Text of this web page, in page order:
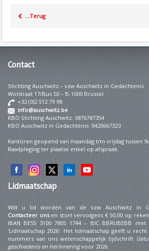
...Terug
Contact
Stichting Auschwitz – vzw Auschwitz in Gedachtenis
Wolstraat 17/Bus 50 – B-1000 Brussel
+32 (0)2 512 79 98
info@auschwitz.be
KBO Stichting Auschwitz: 0876787354
KBO Auschwitz in Gedachtenis: 0420667323
Kantoren geopend van maandag t/m vrijdag tussen
Raadpleging ter plaatse enkel op afspraak.
Lidmaatschap
Wilt u lid worden van de vzw Auschwitz in
Contacteer onsen stort vervolgens € 50,00 op
IBAN BE55 3100 7805 1744 – BIC BBRUBEBB
‘Lidmaatschap 2026’. Het lidmaatschap geeft u
nummers van ons wetenschappelijk tijdschrift
geschiedenis en herinneringvoor 2026.